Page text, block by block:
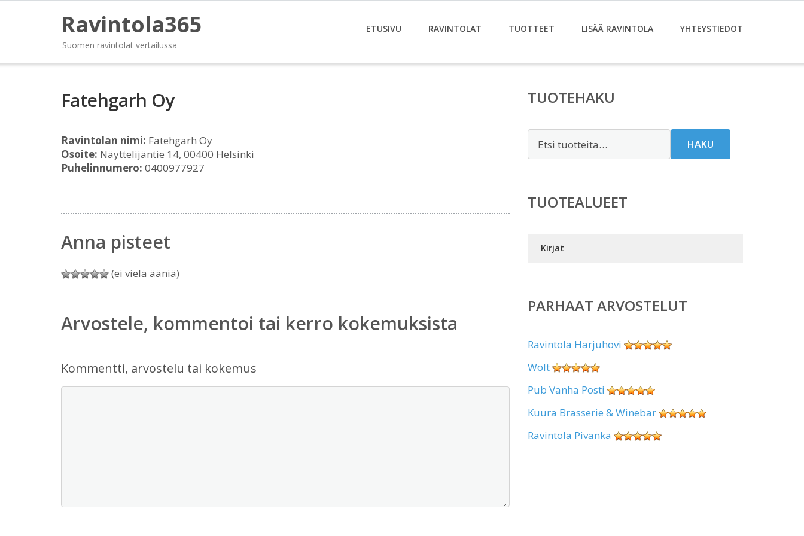
Ravintola365
Suomen ravintolat vertailussa
ETUSIVU RAVINTOLAT TUOTTEET LISÄÄ RAVINTOLA YHTEYSTIEDOT
Fatehgarh Oy
Ravintolan nimi: Fatehgarh Oy
Osoite: Näyttelijäntie 14, 00400 Helsinki
Puhelinnumero: 0400977927
Anna pisteet
(ei vielä ääniä)
Arvostele, kommentoi tai kerro kokemuksista
Kommentti, arvostelu tai kokemus
TUOTEHAKU
HAKU
TUOTEALUEET
Kirjat
PARHAAT ARVOSTELUT
Ravintola Harjuhovi
Wolt
Pub Vanha Posti
Kuura Brasserie & Winebar
Ravintola Pivanka